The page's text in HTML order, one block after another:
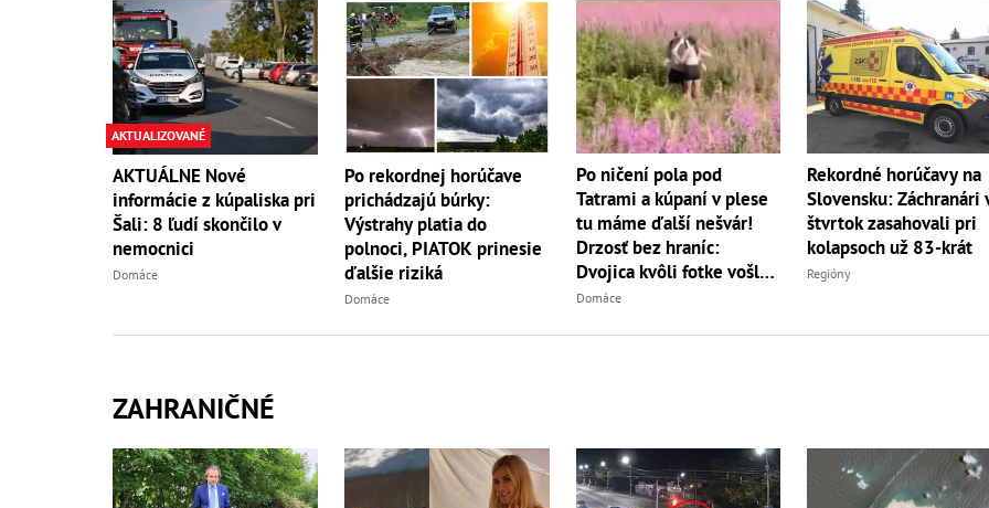
AKTUALIZOVANÉ
AKTUÁLNE Nové
informácie z kúpaliska pri
Šali: 8 ľudí skončilo v
nemocnici
Domáce
Po rekordnej horúčave
prichádzajú búrky:
Výstrahy platia do
polnoci, PIATOK prinesie
ďalšie riziká
Domáce
Po ničení pola pod
Tatrami a kúpaní v plese
tu máme ďalší nešvár!
Drzosť bez hraníc:
Dvojica kvôli fotke vošla
do...
Domáce
Rekordné horúčavy na
Slovensku: Záchranári
štvrtok zasahovali pri
kolapsoch už 83-krát
Regióny
ZAHRANIČNÉ